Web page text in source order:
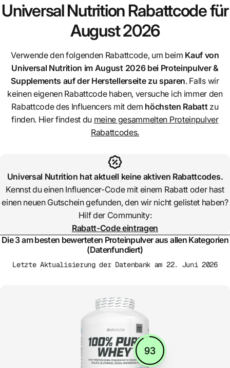
Universal NutritionRabattcode für
August 2026
Verwende den folgenden Rabattcode, um beim Kauf von
Universal Nutrition im August 2026 bei Proteinpulver &
Supplements auf der Herstellerseite zu sparen. Falls wir
keinen eigenen Rabattcode haben, versuche ich immer den
Rabattcode des Influencers mit dem höchsten Rabattzu
finden. Hier findest du meine gesammelten Proteinpulver
Rabattcodes.
Universal Nutrition hat aktuell keine aktiven Rabattcodes.
Kennst du einen Influencer-Code mit einem Rabatt oder hast
einen neuen Gutschein gefunden, den wir nicht gelistet haben?
Hilf der Community:
Rabatt-Code eintragen
Die 3 am besten bewerteten Proteinpulver aus allen Kategorien
(Datenfundiert)
Letzte Aktualisierung der Datenbank am 22. Juni 2026
93